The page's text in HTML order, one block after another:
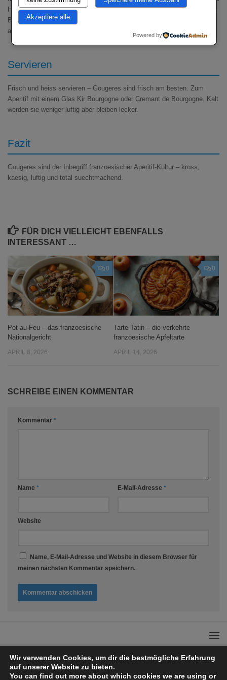
Haeuchen (3cm) spritzen. Mit Ei bestreichen, etwas Gruyere obendrauf.
Bei
200 Grad fuer 20-22 Minuten
aufgeblasen. NICHT fruehzeitig oeffnen – sie fallen zusammen.
Servieren
Frisch und heiss servieren – Gougeres sind frisch am besten. Zum
Aperitif mit einem Glas Kir Bourgogne oder Cremant de Bourgogne. Kalt
werden sie weniger luftig aber bleiben lecker.
Fazit
Gougeres sind der Inbegriff franzoesischer Aperitif-Kultur – kross,
kaesig, luftig und total suechtmachend.
FÜR DICH VIELLEICHT EBENFALLS
INTERESSANT …
0
Pot-au-Feu – das franzoesische
Nationalgericht
APRIL 8, 2026
0
Tarte Tatin – die verkehrte
franzoesische Apfeltarte
APRIL 14, 2026
SCHREIBE EINEN KOMMENTAR
Kommentar *
Name * E-Mail-Adresse *
Website
Name, E-Mail-Adresse und Website in diesem Browser für
meinen nächsten Kommentar speichern.
Adanto Küchengadges & Rezeptideen © 2026. Alle Rechte vorbehalten.
Akzeptiere alle
Powered by
Wir verwenden Cookies, um dir die bestmögliche Erfahrung
auf unserer Website zu bieten.
You can find out more about which cookies we are using or